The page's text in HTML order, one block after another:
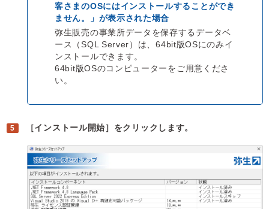
客さまのOSにはインストールすることができ
ません。」が表示された場合
弥生販売の事業所データを保存するデータベ
ース（SQL Server）は、64bit版OSにのみイ
ンストールできます。
64bit版OSのコンピューターをご用意くださ
い。
［インストール開始］をクリックします。